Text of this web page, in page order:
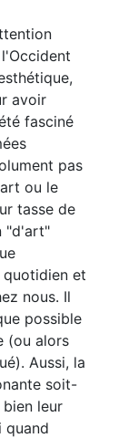
avoir
fasciné
pas
ou le
tasse de
"d'art"
et
nous. Il
possible
(ou alors
Aussi, la
soit-
leur
quand